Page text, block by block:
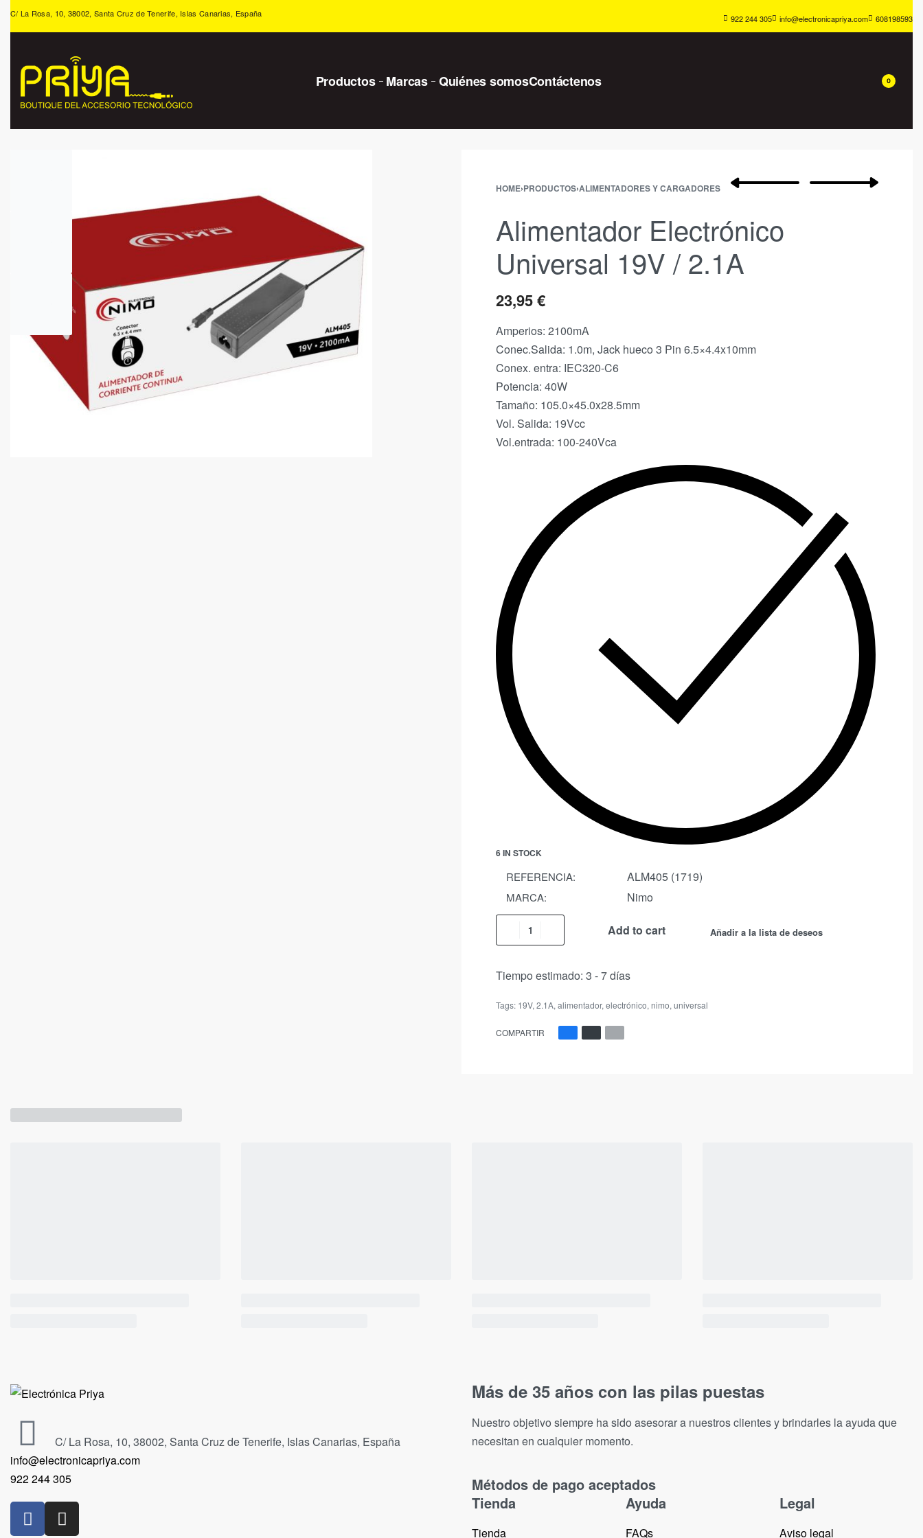
C/ La Rosa, 10, 38002, Santa Cruz de Tenerife, Islas Canarias, España 922 244 305 info@electronicapriya.com 608198593
Productos Marcas Quiénes somosContáctenos 0
HOME›PRODUCTOS›ALIMENTADORES Y CARGADORES
Alimentador Electrónico
Universal 19V / 2.1A
23,95€
Amperios: 2100mA
Conec.Salida: 1.0m, Jack hueco 3 Pin 6.5×4.4x10mm
Conex. entra: IEC320-C6
Potencia: 40W
Tamaño: 105.0×45.0x28.5mm
Vol. Salida: 19Vcc
Vol.entrada: 100-240Vca
6 IN STOCK
REFERENCIA: ALM405 (1719)
MARCA: Nimo
Add to cart Añadir a la lista de deseos
Tiempo estimado: 3 - 7 días
Tags: 19V, 2.1A, alimentador, electrónico, nimo, universal
COMPARTIR
C/ La Rosa, 10, 38002, Santa Cruz de Tenerife, Islas Canarias, España
info@electronicapriya.com
922 244 305
Más de 35 años con las pilas puestas
Nuestro objetivo siempre ha sido asesorar a nuestros clientes y brindarles la ayuda que
necesitan en cualquier momento.
Métodos de pago aceptados
Tienda
Tienda
Ayuda
FAQs
Legal
Aviso legal